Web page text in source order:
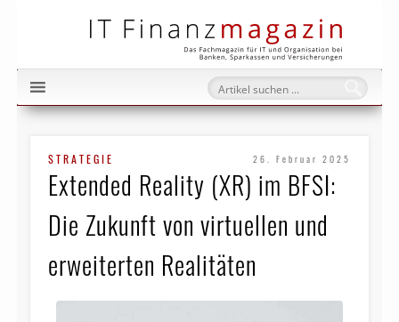
STRATEGIE 26. Februar 2025
Extended Reality (XR) im BFSI:
Die Zukunft von virtuellen und
erweiterten Realitäten